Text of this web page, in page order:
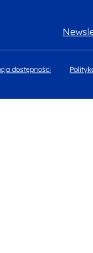
dostępności